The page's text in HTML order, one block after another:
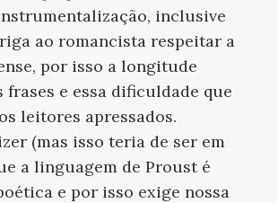
inclusive
ao romancista respeitar a
por isso a longitude
e essa dificuldade que
leitores apressados.
(mas isso teria de ser em
a linguagem de Proust é
e por isso exige nossa